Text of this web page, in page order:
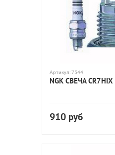
Артикул:7544
NGK СВЕЧА CR7HIX
910 руб